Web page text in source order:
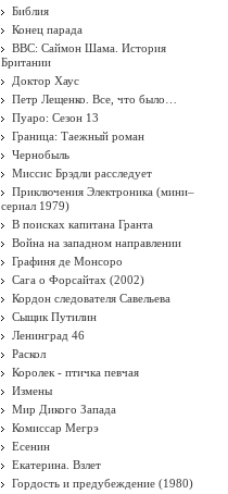
Библия
Конец парада
BBC: Саймон Шама. История
Британии
Доктор Хаус
Петр Лещенко. Все, что было…
Пуаро: Сезон 13
Граница: Таежный роман
Чернобыль
Миссис Брэдли расследует
Приключения Электроника (мини–
сериал 1979)
В поисках капитана Гранта
Война на западном направлении
Графиня де Монсоро
Сага о Форсайтах (2002)
Кордон следователя Савельева
Сыщик Путилин
Ленинград 46
Раскол
Королек - птичка певчая
Измены
Мир Дикого Запада
Комиссар Мегрэ
Есенин
Екатерина. Взлет
Гордость и предубеждение (1980)